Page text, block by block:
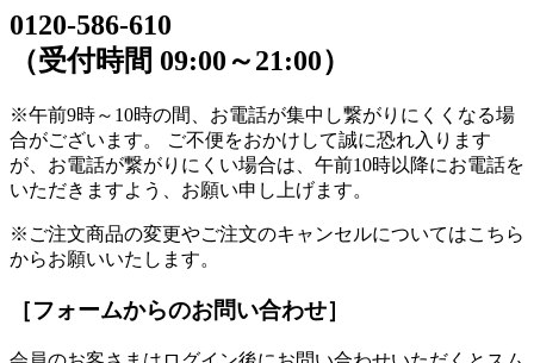
0120-586-610
（受付時間 09:00～21:00）
※午前9時～10時の間、お電話が集中し繋がりにくくなる場
合がございます。 ご不便をおかけして誠に恐れ入ります
が、お電話が繋がりにくい場合は、午前10時以降にお電話を
いただきますよう、お願い申し上げます。
※ご注文商品の変更やご注文のキャンセルについてはこちら
からお願いいたします。
［フォームからのお問い合わせ］